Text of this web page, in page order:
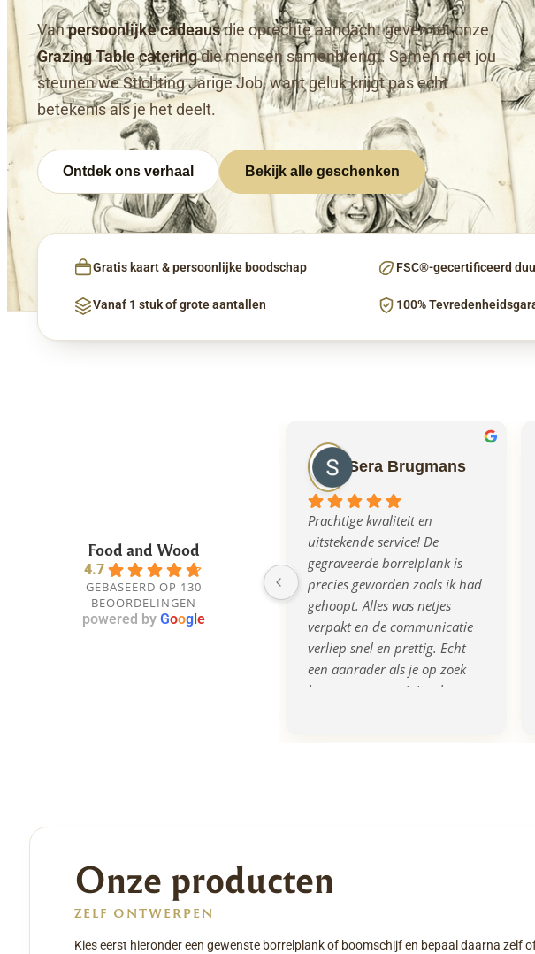
Vanpersoonlijke cadeausdie oprechte aandacht geven tot onze
Grazing Table cateringdie mensen samenbrengt. Samen met jou
steunen we Stichting Jarige Job, want geluk krijgt pas echt
betekenis als je het deelt.
Ontdek ons verhaal Bekijk alle geschenken
Gratis kaart & persoonlijke boodschap FSC®-gecertificeerd
Vanaf 1 stuk of grote aantallen 100%
Food and Wood
4.7
GEBASEERD OP 130
BEOORDELINGEN
powered by Google
Sera Brugmans
Prachtige kwaliteit en
uitstekende service! De
gegraveerde borrelplank is
precies geworden zoals ik had
gehoopt. Alles was netjes
verpakt en de communicatie
verliep snel en prettig. Echt
een aanrader als je op zoek
bent naar een origineel en
Onze producten
ZELF ONTWERPEN
Kies eerst hieronder een gewenste borrelplank of boomschijf en bepaal daarna zelf